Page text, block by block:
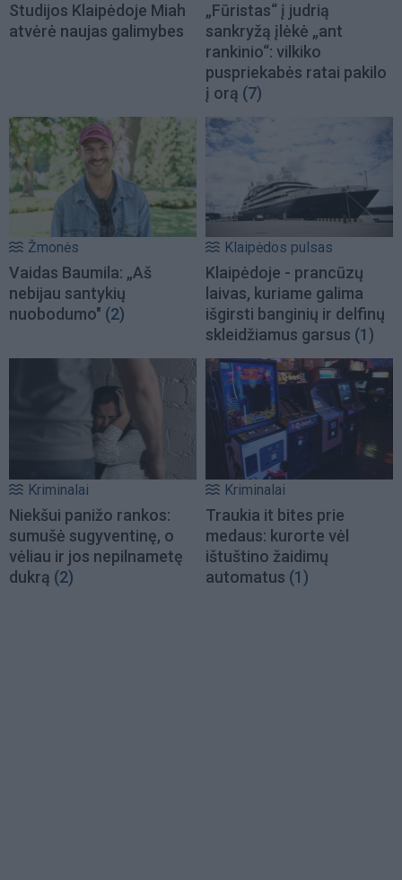
Studijos Klaipėdoje Miah
atvėrė naujas galimybes
„Fūristas“ į judrią
sankryžą įlėkė „ant
rankinio“: vilkiko
puspriekabės ratai pakilo
į orą (7)
Žmonės
Vaidas Baumila: „Aš
nebijau santykių
nuobodumo" (2)
Klaipėdos pulsas
Klaipėdoje - prancūzų
laivas, kuriame galima
išgirsti banginių ir delfinų
skleidžiamus garsus (1)
Kriminalai
Niekšui panižo rankos:
sumušė sugyventinę, o
vėliau ir jos nepilnametę
dukrą (2)
Kriminalai
Traukia it bites prie
medaus: kurorte vėl
ištuštino žaidimų
automatus (1)